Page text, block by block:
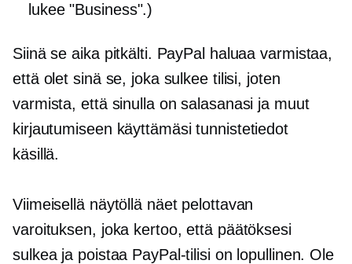
lukee "Business".)
Siinä se aika pitkälti. PayPal haluaa varmistaa,
että olet sinä se, joka sulkee tilisi, joten
varmista, että sinulla on salasanasi ja muut
kirjautumiseen käyttämäsi tunnistetiedot
käsillä.
Viimeisellä näytöllä näet pelottavan
varoituksen, joka kertoo, että päätöksesi
sulkea ja poistaa PayPal-tilisi on lopullinen. Ole